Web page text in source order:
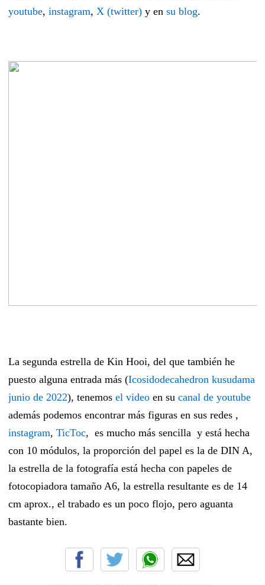
youtube, instagram, X (twitter) y en su blog.
La segunda estrella de Kin Hooi, del que también he
puesto alguna entrada más (Icosidodecahedron kusudama
junio de 2022), tenemos el video en su canal de youtube
además podemos encontrar más figuras en sus redes ,
instagram, TicToc, es mucho más sencilla y está hecha
con 10 módulos, la proporción del papel es la de DIN A,
la estrella de la fotografía está hecha con papeles de
fotocopiadora tamaño A6, la estrella resultante es de 14
cm aprox., el trabado es un poco flojo, pero aguanta
bastante bien.